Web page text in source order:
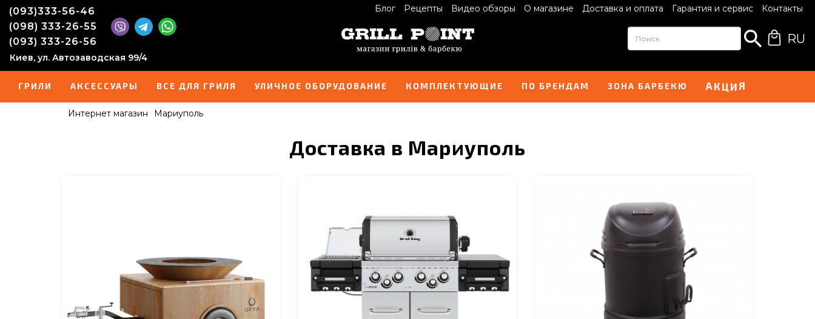
Блог Рецепты Видео обзоры О магазине Доставка и оплата Гарантия и сервис Контакты
(093)333-56-46
(098) 333-26-55
(093) 333-26-56
Киев, ул. Автозаводская 99/4
RU
ГРИЛИ АКСЕССУАРЫ ВСЕ ДЛЯ ГРИЛЯ УЛИЧНОЕ ОБОРУДОВАНИЕ КОМПЛЕКТУЮЩИЕ ПО БРЕНДАМ ЗОНА БАРБЕКЮ АКЦИЯ
Интернет магазин Мариуполь
Доставка в Мариуполь